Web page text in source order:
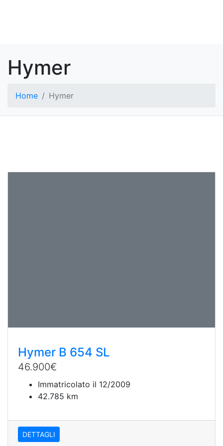
Hymer
Home Hymer
Hymer B 654 SL
46.900€
Immatricolato il 12/2009
42.785 km
DETTAGLI